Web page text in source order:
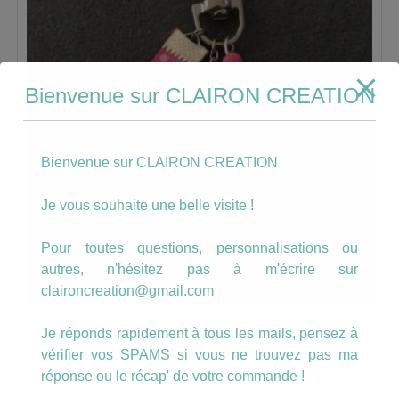
Porte Clé je suis une mamie qui déchire
fond rose
11.00€
Bienvenue sur CLAIRON CREATION
Bienvenue sur CLAIRON CREATION
Je vous souhaite une belle visite !
Pour toutes questions, personnalisations ou
autres, n'hésitez pas à m'écrire sur
claironcreation@gmail.com
Je réponds rapidement à tous les mails, pensez à
vérifier vos SPAMS si vous ne trouvez pas ma
réponse ou le récap' de votre commande !